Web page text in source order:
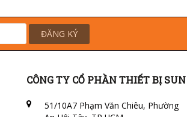
ĐĂNG KÝ
CÔNG TY CỔ PHẦN THIẾT BỊ SUN
51/10A7 Phạm Văn Chiêu, Phường